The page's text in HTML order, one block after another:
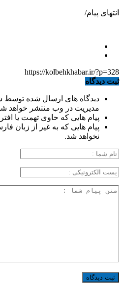
انتهای پیام/
https://kolbehkhabar.ir/?p=328
ثبت دیدگاه
دیدگاه های ارسال شده توسط
مدیریت در وب منتشر خواهد
پیام هایی که حاوی تهمت یا
پیام هایی که به غیر از زبان
نخواهد شد.